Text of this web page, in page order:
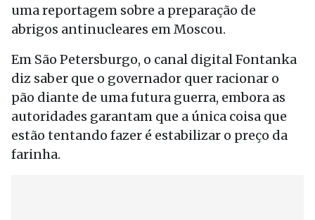
uma reportagem sobre a preparação de
abrigos antinucleares em Moscou.
Em São Petersburgo, o canal digital Fontanka
diz saber que o governador quer racionar o
pão diante de uma futura guerra, embora as
autoridades garantam que a única coisa que
estão tentando fazer é estabilizar o preço da
farinha.